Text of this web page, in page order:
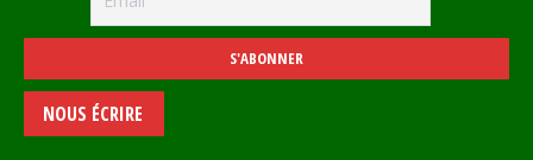
NOUS ÉCRIRE